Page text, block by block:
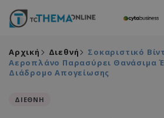
Αρχική Διεθνή
Σοκαριστικό
Αεροπλάνο Παρασύρει Θανάσιμα
Διάδρομο Απογείωσης
ΔΙΕΘΝΗ